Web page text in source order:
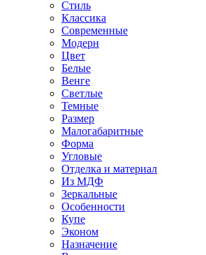
Стиль
Классика
Современные
Модерн
Цвет
Белые
Венге
Светлые
Темные
Размер
Малогабаритные
Форма
Угловые
Отделка и материал
Из МДФ
Зеркальные
Особенности
Купе
Эконом
Назначение